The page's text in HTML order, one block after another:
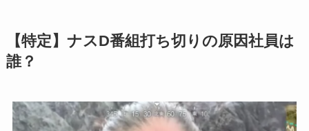
【特定】ナスD番組打ち切りの原因社員は
誰？